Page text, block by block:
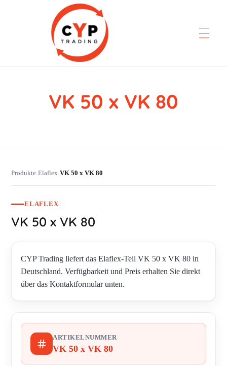
CYP Trading
Professionelle Ersatzteilbeschaffung
VK 50 x VK 80
Produkte›Elaflex›VK 50 x VK 80
ELAFLEX
VK 50 x VK 80
CYP Trading liefert das Elaflex-Teil VK 50 x VK 80 in
Deutschland. Verfügbarkeit und Preis erhalten Sie direkt
über das Kontaktformular unten.
ARTIKELNUMMER
VK 50 x VK 80